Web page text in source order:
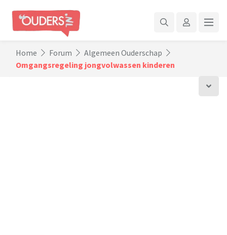
Home Forum
Algemeen Ouderschap
Omgangsregeling jongvolwassen kinderen